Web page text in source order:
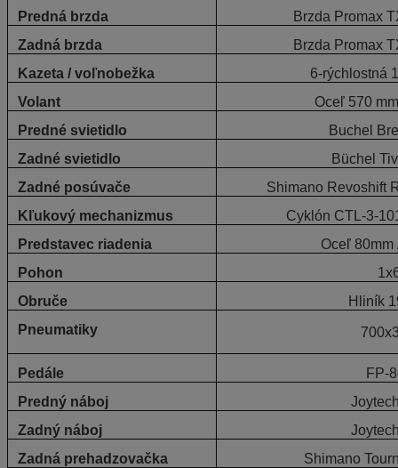
Predná brzda
Brzda Promax
Zadná brzda
Brzda Promax
Kazeta / voľnobežka
6-rýchlostná
Volant
Oceľ 570
Predné svietidlo
Buchel
Zadné svietidlo
Büchel
Zadné posúvače
Shimano Revoshift
Kľukový mechanizmus
Cyklón CTL-3-
Predstavec riadenia
Oceľ 80mm
Pohon
Obruče
Hliník
Pneumatiky
Pedále
FP-
Predný náboj
Zadný náboj
Zadná prehadzovačka
Shimano